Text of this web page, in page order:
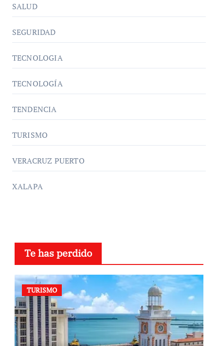
SALUD
SEGURIDAD
TECNOLOGIA
TECNOLOGÍA
TENDENCIA
TURISMO
VERACRUZ PUERTO
XALAPA
Te has perdido
TURISMO